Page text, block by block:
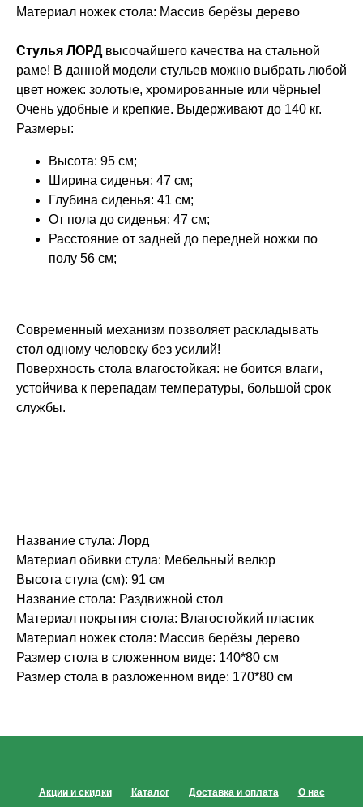
Материал ножек стола: Массив берёзы дерево
Стулья ЛОРД высочайшего качества на стальной
раме! В данной модели стульев можно выбрать любой
цвет ножек: золотые, хромированные или чёрные!
Очень удобные и крепкие. Выдерживают до 140 кг.
Размеры:
Высота: 95 см;
Ширина сиденья: 47 см;
Глубина сиденья: 41 см;
От пола до сиденья: 47 см;
Расстояние от задней до передней ножки по
полу 56 см;
Современный механизм позволяет раскладывать
стол одному человеку без усилий!
Поверхность стола влагостойкая: не боится влаги,
устойчива к перепадам температуры, большой срок
службы.
Название стула: Лорд
Материал обивки стула: Мебельный велюр
Высота стула (см): 91 см
Название стола: Раздвижной стол
Материал покрытия стола: Влагостойкий пластик
Материал ножек стола: Массив берёзы дерево
Размер стола в сложенном виде: 140*80 см
Размер стола в разложенном виде: 170*80 см
Акции и скидки Каталог Доставка и оплата О нас